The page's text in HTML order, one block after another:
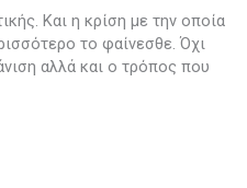
Και η κρίση με την οποία
το φαίνεσθε. Όχι
αλλά και ο τρόπος που